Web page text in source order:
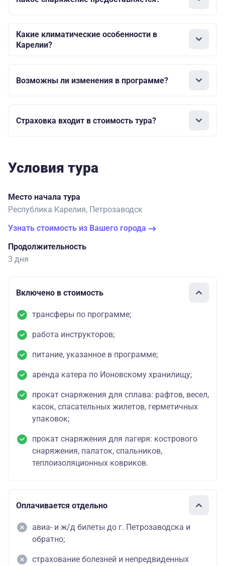
Какие климатические особенности в
Карелии?
Возможны ли изменения в программе?
Страховка входит в стоимость тура?
Условия тура
Место начала тура
Республика Карелия, Петрозаводск
Узнать стоимость из Вашего города
Продолжительность
3 дня
Включено в стоимость
трансферы по программе;
работа инструкторов;
питание, указанное в программе;
аренда катера по Ионовскому хранилищу;
прокат снаряжения для сплава: рафтов, весел,
касок, спасательных жилетов, герметичных
упаковок;
прокат снаряжения для лагеря: кострового
снаряжения, палаток, спальников,
теплоизоляционных ковриков.
Оплачивается отдельно
авиа- и ж/д билеты до г. Петрозаводска и
обратно;
страхование болезней и непредвиденных